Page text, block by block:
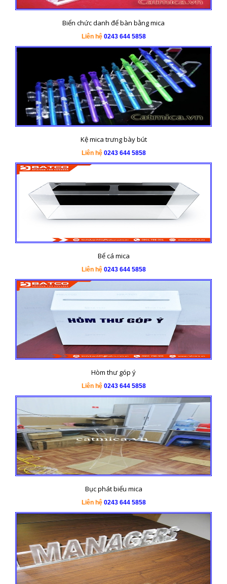
Biển chức danh để bàn bằng mica
Liên hệ 0243 644 5858
Kệ mica trưng bày bút
Liên hệ 0243 644 5858
Bể cá mica
Liên hệ 0243 644 5858
Hòm thư góp ý
Liên hệ 0243 644 5858
Bục phát biểu mica
Liên hệ 0243 644 5858